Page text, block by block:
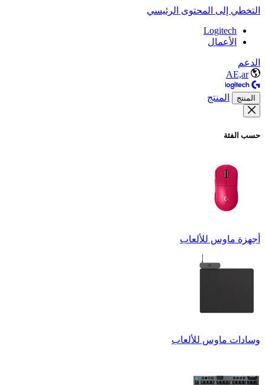
التخطي إلى المحتوى الرئيسي
Logitech
الأعمال
الدعم
AE,ar
المنتج المنتج
حسب الفئة
أجهزة ماوس للألعاب
وسادات ماوس للألعاب